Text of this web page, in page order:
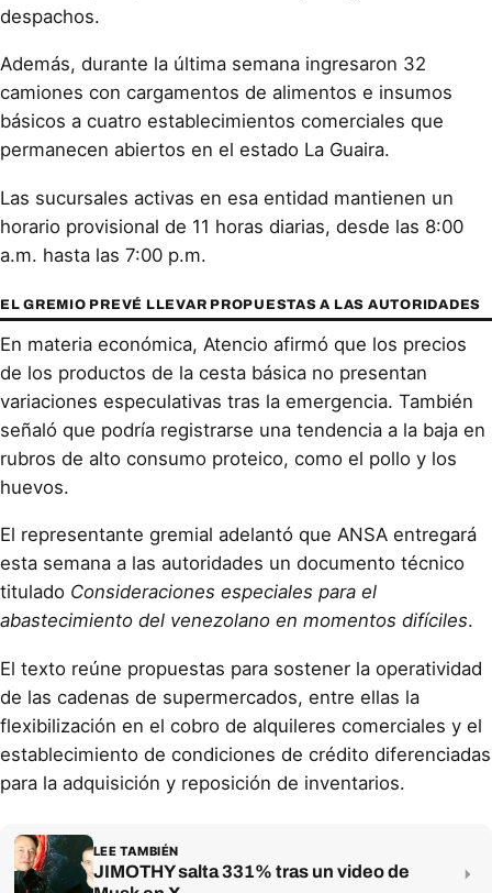
despachos.
Además, durante la última semana ingresaron 32
camiones con cargamentos de alimentos e insumos
básicos a cuatro establecimientos comerciales que
permanecen abiertos en el estado La Guaira.
Las sucursales activas en esa entidad mantienen un
horario provisional de 11 horas diarias, desde las 8:00
a.m. hasta las 7:00 p.m.
EL GREMIO PREVÉ LLEVAR PROPUESTAS A LAS AUTORIDADES
En materia económica, Atencio afirmó que los precios
de los productos de la cesta básica no presentan
variaciones especulativas tras la emergencia. También
señaló que podría registrarse una tendencia a la baja en
rubros de alto consumo proteico, como el pollo y los
huevos.
El representante gremial adelantó que ANSA entregará
esta semana a las autoridades un documento técnico
titulado Consideraciones especiales para el
abastecimiento del venezolano en momentos difíciles.
El texto reúne propuestas para sostener la operatividad
de las cadenas de supermercados, entre ellas la
flexibilización en el cobro de alquileres comerciales y el
establecimiento de condiciones de crédito diferenciadas
para la adquisición y reposición de inventarios.
LEE TAMBIÉN
JIMOTHY salta 331% tras un video de